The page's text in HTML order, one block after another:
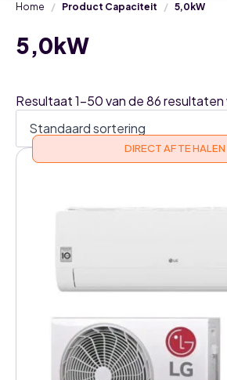
Home Product Capaciteit 5,0kW
5,0kW
Resultaat 1–50 van de 86
DIRECT AF TE HALEN